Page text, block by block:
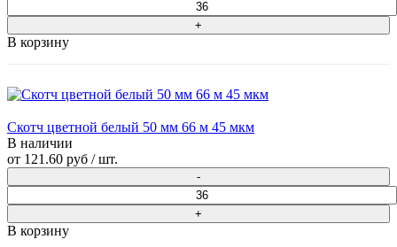
В корзину
Скотч цветной белый 50 мм 66 м 45 мкм
В наличии
от 121.60 руб / шт.
В корзину